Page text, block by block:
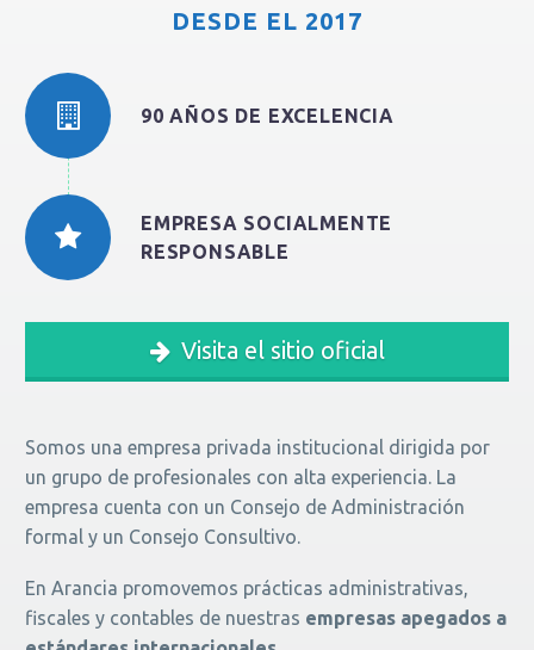
DESDE EL 2017
90 AÑOS DE EXCELENCIA
EMPRESA SOCIALMENTE
RESPONSABLE
Visita el sitio oficial
Somos una empresa privada institucional dirigida por
un grupo de profesionales con alta experiencia. La
empresa cuenta con un Consejo de Administración
formal y un Consejo Consultivo.
En Arancia promovemos prácticas administrativas,
fiscales y contables de nuestras empresas apegados a